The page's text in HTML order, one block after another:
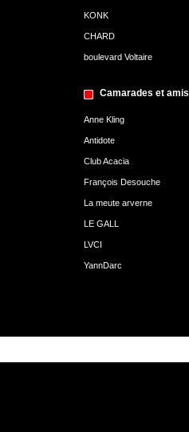
KONK
CHARD
boulevard Voltaire
Camarades et amis
Anne Kling
Antidote
Club Acacia
François Desouche
La meute arverne
LE GALL
LVCI
YannDarc